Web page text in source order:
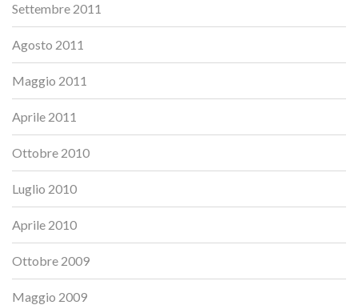
Settembre 2011
Agosto 2011
Maggio 2011
Aprile 2011
Ottobre 2010
Luglio 2010
Aprile 2010
Ottobre 2009
Maggio 2009